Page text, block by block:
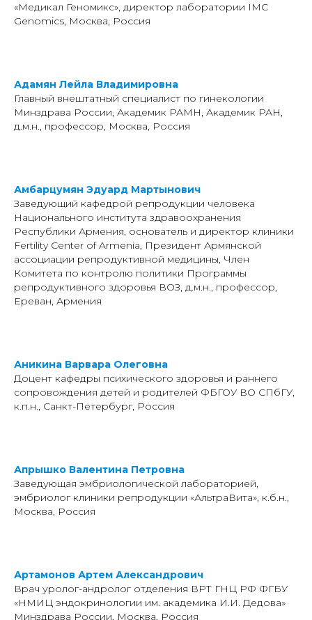
«Медикал Геномикс», директор лаборатории IMC
Genomics, Москва, Россия
Адамян Лейла Владимировна
Главный внештатный специалист по гинекологии
Минздрава России, Академик РАМН, Академик РАН,
д.м.н., профессор, Москва, Россия
Амбарцумян Эдуард Мартынович
Заведующий кафедрой репродукции человека
Национального института здравоохранения
Республики Армения, основатель и директор клиники
Fertility Center of Armenia, Президент Армянской
ассоциации репродуктивной медицины, Член
Комитета по контролю политики Программы
репродуктивного здоровья ВОЗ, д.м.н., профессор,
Ереван, Армения
Аникина Варвара Олеговна
Доцент кафедры психического здоровья и раннего
сопровождения детей и родителей ФБГОУ ВО СПбГУ,
к.п.н., Санкт-Петербург, Россия
Апрышко Валентина Петровна
Заведующая эмбриологической лабораторией,
эмбриолог клиники репродукции «АльтраВита», к.б.н.,
Москва, Россия
Артамонов Артем Александрович
Врач уролог-андролог отделения ВРТ ГНЦ РФ ФГБУ
«НМИЦ эндокринологии им. академика И.И. Дедова»
Минздрава России, Москва, Россия